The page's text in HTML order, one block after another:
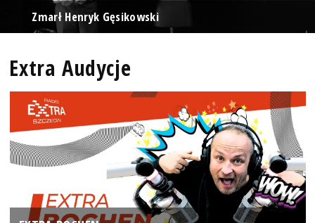
Zmarł Henryk Gęsikowski
Extra Audycje